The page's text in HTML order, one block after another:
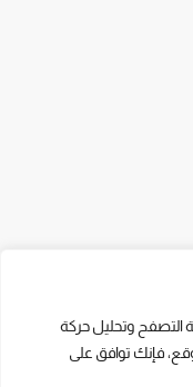
التصفح وتحليل حركة
فإنك توافق على